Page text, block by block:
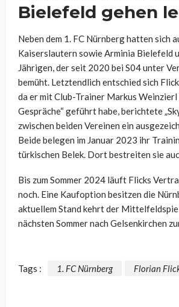
Bielefeld gehen
Neben dem 1. FC Nürnberg hatten sich
Kaiserslautern sowie Arminia Bielefeld
Jährigen, der seit 2020 bei S04 unter
bemüht. Letztendlich entschied sich
da er mit Club-Trainer Markus Weinzierl
Gespräche“ geführt habe, berichtete
zwischen beiden Vereinen ein
Beide belegen im Januar 2023 ihr
türkischen Belek. Dort bestreiten sie
Bis zum Sommer 2024 läuft Flicks
noch. Eine Kaufoption besitzen die
aktuellem Stand kehrt der
nächsten Sommer nach Gelsenkirchen
Tags : 1. FC Nürnberg Florian